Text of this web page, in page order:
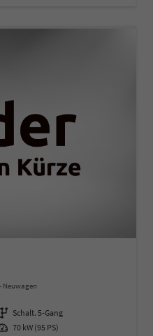
Neuwagen
Getriebe Schalt. 5-Gang
Leistung 70 kW (95 PS)